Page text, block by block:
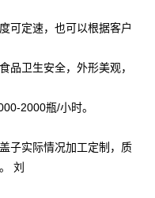
可定速，也可以根据客户
品卫生安全，外形美观，
2000瓶/小时。
子实际情况加工定制，质
刘